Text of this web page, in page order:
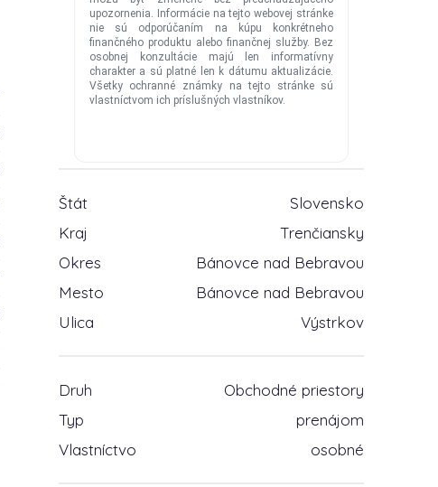
Štát
Slovensko
Kraj
Trenčiansky
Okres
Bánovce nad Bebravou
Mesto
Bánovce nad Bebravou
Ulica
Výstrkov
Druh
Obchodné priestory
Typ
prenájom
Vlastníctvo
osobné